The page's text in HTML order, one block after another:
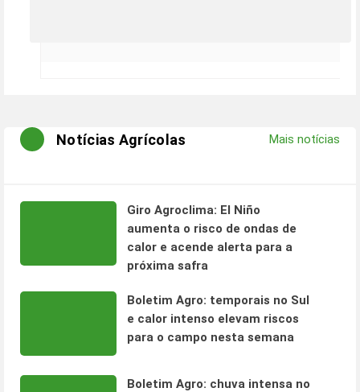
Notícias Agrícolas Mais notícias
Giro Agroclima: El Niño
aumenta o risco de ondas de
calor e acende alerta para a
próxima safra
Boletim Agro: temporais no Sul
e calor intenso elevam riscos
para o campo nesta semana
Boletim Agro: chuva intensa no